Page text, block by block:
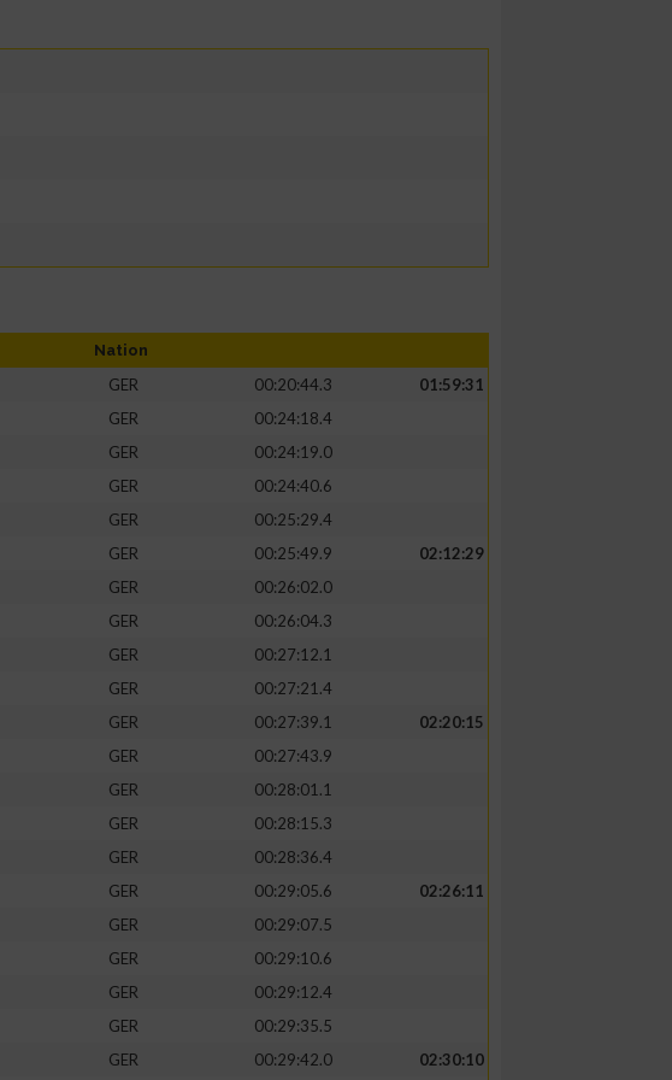
Nation
GER 00:20:44.3
01:59:31
GER
00:24:18.4
GER
00:24:19.0
GER
00:24:40.6
GER
00:25:29.4
GER
00:25:49.9
02:12:29
GER
00:26:02.0
GER
00:26:04.3
GER
00:27:12.1
GER
00:27:21.4
GER
00:27:39.1
02:20:15
GER
00:27:43.9
GER
00:28:01.1
GER
00:28:15.3
GER
00:28:36.4
GER
00:29:05.6
02:26:11
GER
00:29:07.5
GER
00:29:10.6
GER
00:29:12.4
GER
00:29:35.5
GER
00:29:42.0
02:30:10